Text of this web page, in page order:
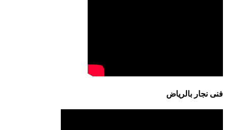
فنى نجار بالرياض